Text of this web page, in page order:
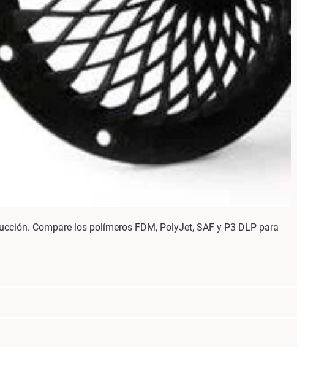
Compare los polímeros FDM, PolyJet, SAF y P3 DLP para